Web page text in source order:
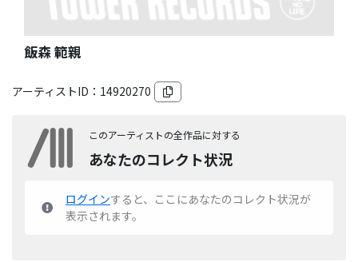
飯森 範親
アーティストID： 14920270
このアーティストの全作品に対する
あなたのコレクト状況
ログインすると、ここにあなたのコレクト状況が
表示されます。